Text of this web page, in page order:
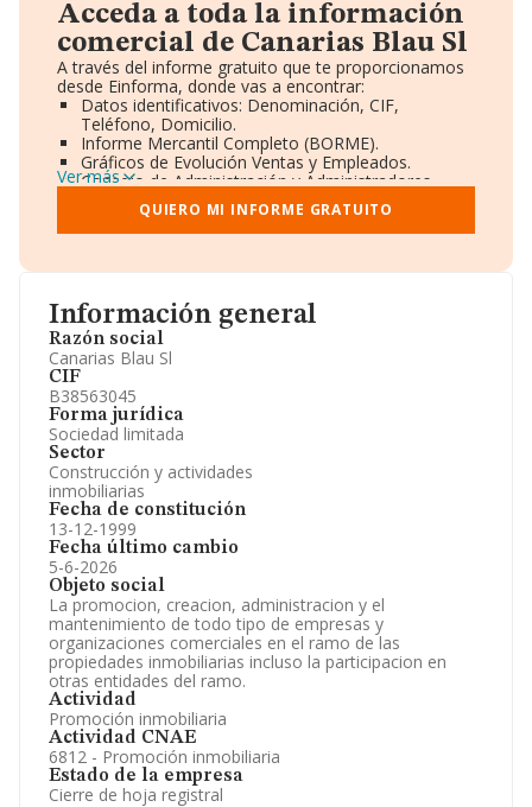
Información general
Razón social
Canarias Blau Sl
CIF
B38563045
Forma jurídica
Sociedad limitada
Sector
Construcción y actividades
inmobiliarias
Fecha de constitución
13-12-1999
Fecha último cambio
5-6-2026
Objeto social
La promocion, creacion, administracion y el
mantenimiento de todo tipo de empresas y
organizaciones comerciales en el ramo de las
propiedades inmobiliarias incluso la participacion en
otras entidades del ramo.
Actividad
Promoción inmobiliaria
Actividad CNAE
6812 - Promoción inmobiliaria
Estado de la empresa
Cierre de hoja registral
Acceda a toda la información
comercial de Canarias Blau Sl
A través del informe gratuito que te proporcionamos
desde Einforma, donde vas a encontrar:
Datos identificativos: Denominación, CIF,
Teléfono, Domicilio.
Informe Mercantil Completo (BORME).
Gráficos de Evolución Ventas y Empleados.
Consejo de Administración y Administradores.
Directivos y Ejecutivos.
Accionistas.
Participaciones y Vinculaciones en otras empresas.
Información oficial y registral complementaria.
Ver más
QUIERO MI INFORME GRATUITO